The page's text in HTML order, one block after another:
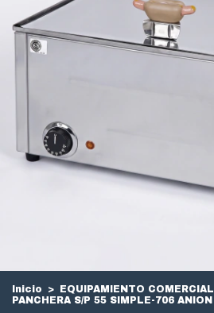
Inicio > EQUIPAMIENTO COMERCIAL
PANCHERA S/P 55 SIMPLE-706 ANION